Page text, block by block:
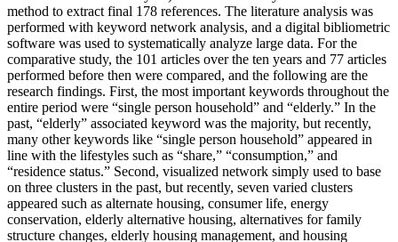
method to extract final 178 references. The literature analysis was
performed with keyword network analysis, and a digital bibliometric
software was used to systematically analyze large data. For the
comparative study, the 101 articles over the ten years and 77 articles
performed before then were compared, and the following are the
research findings. First, the most important keywords throughout the
entire period were “single person household” and “elderly.” In the
past, “elderly” associated keyword was the majority, but recently,
many other keywords like “single person household” appeared in
line with the lifestyles such as “share,” “consumption,” and
“residence status.” Second, visualized network simply used to base
on three clusters in the past, but recently, seven varied clusters
appeared such as alternate housing, consumer life, energy
conservation, elderly alternative housing, alternatives for family
structure changes, elderly housing management, and housing